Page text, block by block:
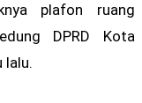
plafon ruang
DPRD Kota
lalu.